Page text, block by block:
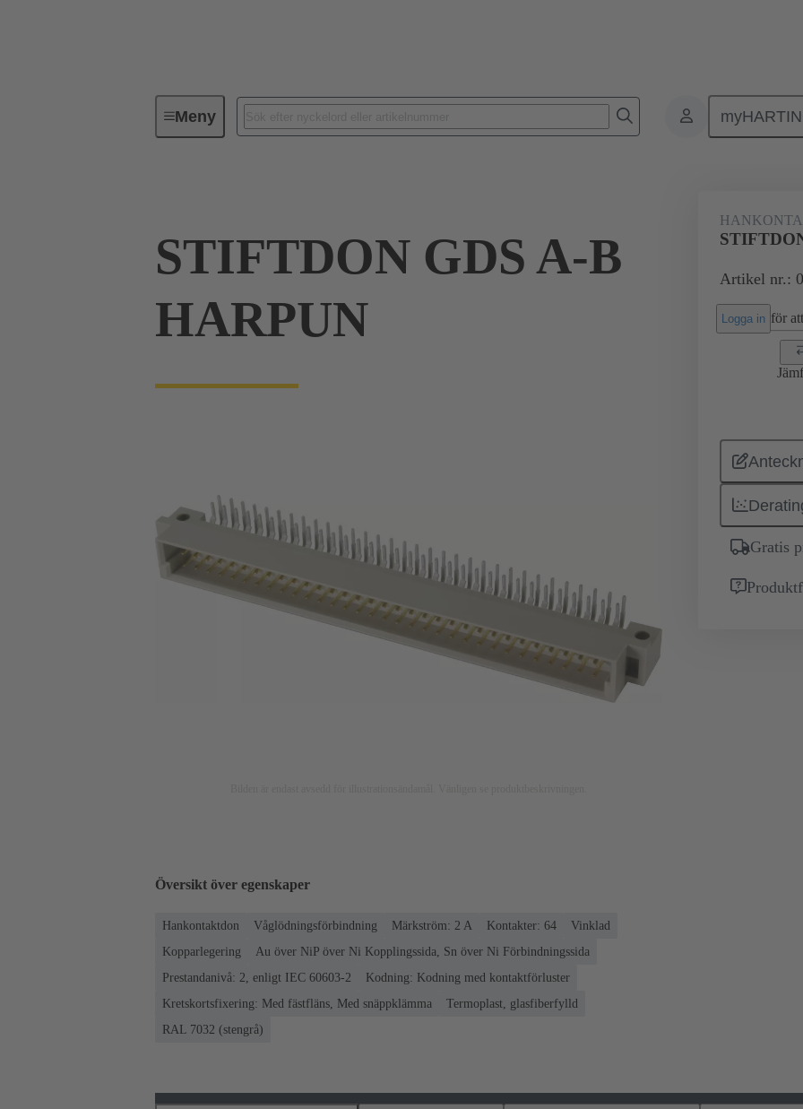
MenyFörbindningsteknik Produkter Förbindning
STIFTDON GDS A-B
HARPUN
Artikel nr.:
Logga in för
Gratis
Översikt över egenskaper
Hankontaktdon Våglödningsförbindning Märkström: ‌2 A Kontakter: 64
Vinklad
Kopparlegering
Au över NiP över Ni Kopplingssida, Sn över Ni Förbindningssida
Prestandanivå: 2, enligt IEC 60603-2
Kodning: Kodning med kontaktförluster
Kretskortsfixering: Med fästfläns, Med snäppklämma
Termoplast, glasfiberfylld
RAL 7032 (stengrå)